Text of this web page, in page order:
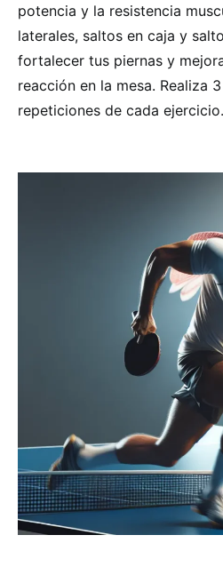
potencia y la resistencia
laterales, saltos en caja y
fortalecer tus piernas y
reacción en la mesa. Realiza
repeticiones de cada ejercicio.